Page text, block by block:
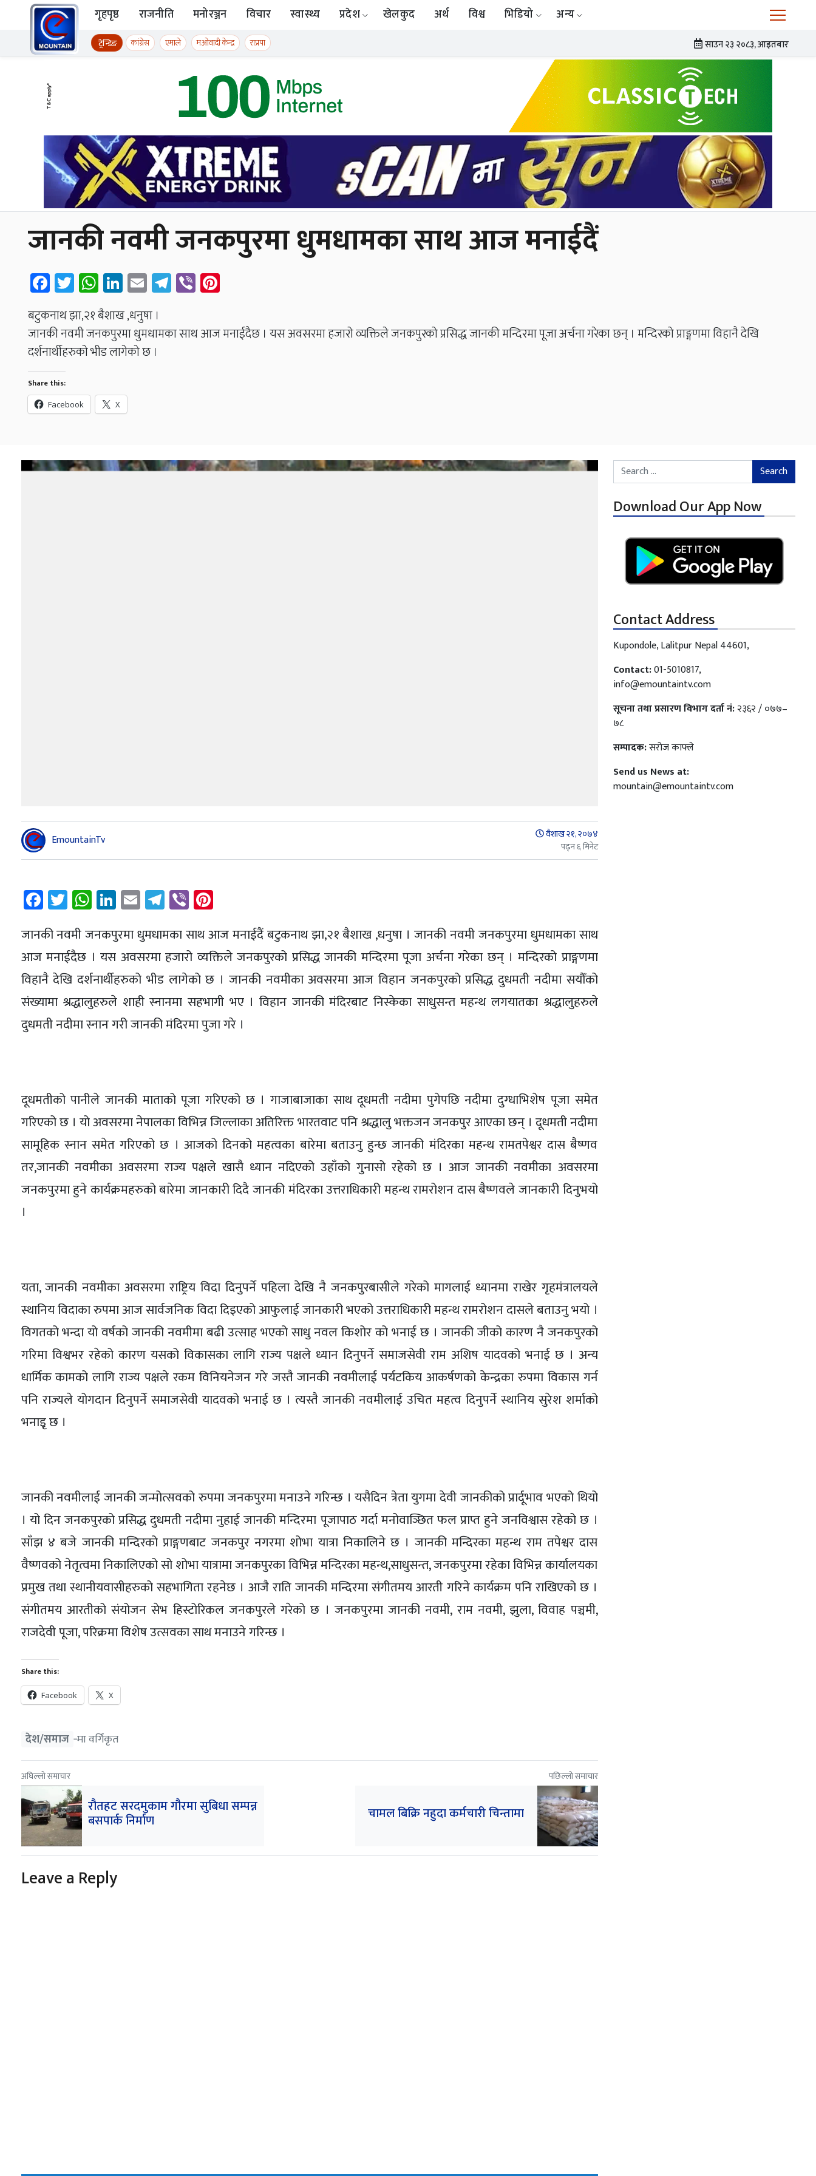
Skip to content
ईमाउण्टेन समाचार
गृहपृष्ठ राजनीति मनोरञ्जन विचार स्वास्थ्य प्रदेश खेलकुद अर्थ विश्व भिडियो अन्य
ट्रेन्डिङ कांग्रेस एमाले मओवादी केन्द्र राप्रपा साउन २३ २०८३, आइतबार
जानकी नवमी जनकपुरमा धुमधामका साथ आज मनाईदैं
Facebook
Twitter
WhatsApp
LinkedIn
EmailTelegram
Viber
बटुकनाथ झा,२१ बैशाख ,धनुषा ।
जानकी नवमी जनकपुरमा धुमधामका साथ आज मनाईदैछ । यस अवसरमा हजारो व्यक्तिले जनकपुरको प्रसिद्ध जानकी मन्दिरमा पूजा अर्चना गरेका छन् । मन्दिरको प्राङ्गणमा विहानै देखि
दर्शनार्थीहरुको भीड लागेको छ ।
Share this:
Facebook X
EmountainTv
वैशाख २१, २०७४
पढ्न ६ मिनेट
Facebook
Twitter
WhatsApp
LinkedIn
EmailTelegram
ViberPinterest
जानकी नवमी जनकपुरमा धुमधामका साथ आज मनाईदैं बटुकनाथ झा,२१ बैशाख ,धनुषा । जानकी नवमी जनकपुरमा धुमधामका साथ
आज मनाईदैछ । यस अवसरमा हजारो व्यक्तिले जनकपुरको प्रसिद्ध जानकी मन्दिरमा पूजा अर्चना गरेका छन् । मन्दिरको प्राङ्गणमा
विहानै देखि दर्शनार्थीहरुको भीड लागेको छ । जानकी नवमीका अवसरमा आज विहान जनकपुरको प्रसिद्ध दुधमती नदीमा सयौँको
संख्यामा श्रद्धालुहरुले शाही स्नानमा सहभागी भए । विहान जानकी मंदिरबाट निस्केका साधुसन्त महन्थ लगयातका श्रद्धालुहरुले
दुधमती नदीमा स्नान गरी जानकी मंदिरमा पुजा गरे ।
दूधमतीको पानीले जानकी माताको पूजा गरिएको छ । गाजाबाजाका साथ दूधमती नदीमा पुगेपछि नदीमा दुग्धाभिशेष पूजा समेत
गरिएको छ । यो अवसरमा नेपालका विभिन्न जिल्लाका अतिरिक्त भारतवाट पनि श्रद्धालु भक्तजन जनकपुर आएका छन् । दूधमती नदीमा
सामूहिक स्नान समेत गरिएको छ । आजको दिनको महत्वका बारेमा बताउनु हुन्छ जानकी मंदिरका महन्थ रामतपेश्वर दास बैष्णव
तर,जानकी नवमीका अवसरमा राज्य पक्षले खासै ध्यान नदिएको उहाँको गुनासो रहेको छ । आज जानकी नवमीका अवसरमा
जनकपुरमा हुने कार्यक्रमहरुको बारेमा जानकारी दिदै जानकी मंदिरका उत्तराधिकारी महन्थ रामरोशन दास बैष्णवले जानकारी दिनुभयो
।
यता, जानकी नवमीका अवसरमा राष्ट्रिय विदा दिनुपर्ने पहिला देखि नै जनकपुरबासीले गरेको मागलाई ध्यानमा राखेर गृहमंत्रालयले
स्थानिय विदाका रुपमा आज सार्वजनिक विदा दिइएको आफुलाई जानकारी भएको उत्तराधिकारी महन्थ रामरोशन दासले बताउनु भयो ।
विगतको भन्दा यो वर्षको जानकी नवमीमा बढी उत्साह भएको साधु नवल किशोर को भनाई छ । जानकी जीको कारण नै जनकपुरको
गरिमा विश्वभर रहेको कारण यसको विकासका लागि राज्य पक्षले ध्यान दिनुपर्ने समाजसेवी राम अशिष यादवको भनाई छ । अन्य
धार्मिक कामको लागि राज्य पक्षले रकम विनियनेजन गरे जस्तै जानकी नवमीलाई पर्यटकिय आकर्षणको केन्द्रका रुपमा विकास गर्न
पनि राज्यले योगदान दिनुपर्ने समाजसेवी यादवको भनाई छ । त्यस्तै जानकी नवमीलाई उचित महत्व दिनुपर्ने स्थानिय सुरेश शर्माको
भनाइृ छ ।
जानकी नवमीलाई जानकी जन्मोत्सवको रुपमा जनकपुरमा मनाउने गरिन्छ । यसैदिन त्रेता युगमा देवी जानकीको प्रार्दूभाव भएको थियो
। यो दिन जनकपुरको प्रसिद्ध दुधमती नदीमा नुहाई जानकी मन्दिरमा पूजापाठ गर्दा मनोवाञ्छित फल प्राप्त हुने जनविश्वास रहेको छ ।
साँझ ४ बजे जानकी मन्दिरको प्राङ्गणबाट जनकपुर नगरमा शोभा यात्रा निकालिने छ । जानकी मन्दिरका महन्थ राम तपेश्वर दास
वैष्णवको नेतृत्वमा निकालिएको सो शोभा यात्रामा जनकपुरका विभिन्न मन्दिरका महन्थ,साधुसन्त, जनकपुरमा रहेका विभिन्न कार्यालयका
प्रमुख तथा स्थानीयवासीहरुको सहभागिता रहनेछ । आजै राति जानकी मन्दिरमा संगीतमय आरती गरिने कार्यक्रम पनि राखिएको छ ।
संगीतमय आरतीको संयोजन सेभ हिस्टोरिकल जनकपुरले गरेको छ । जनकपुरमा जानकी नवमी, राम नवमी, झुला, विवाह पञ्चमी,
राजदेवी पूजा, परिक्रमा विशेष उत्सवका साथ मनाउने गरिन्छ ।
Share this:
Facebook X
देश/समाज ‐मा वर्गिकृत
अघिल्लो समाचार
रौतहट सरदमुकाम गौरमा सुबिधा सम्पन्न
बसपार्क निर्माण
पछिल्लो समाचार
चामल बिक्रि नहुदा कर्मचारी चिन्तामा
Leave a Reply
Search for:
Download Our App Now
Contact Address
Kupondole, Lalitpur Nepal 44601,
Contact:01-5010817,
info@emountaintv.com
सूचना तथा प्रसारण विभाग दर्ता नं:२३६२ / ०७७–
७८
सम्पादक:सरोज काफ्ले
Send us News at:
mountain@emountaintv.com